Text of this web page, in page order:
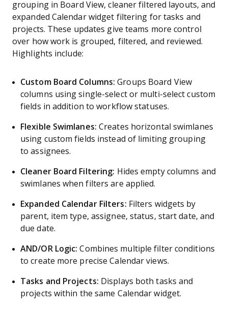
grouping in Board View, cleaner filtered layouts, and
expanded Calendar widget filtering for tasks and
projects. These updates give teams more control
over how work is grouped, filtered, and reviewed.
Highlights include:
Custom Board Columns: Groups Board View
columns using single-select or multi-select custom
fields in addition to workflow statuses.
Flexible Swimlanes: Creates horizontal swimlanes
using custom fields instead of limiting grouping
to assignees.
Cleaner Board Filtering: Hides empty columns and
swimlanes when filters are applied.
Expanded Calendar Filters: Filters widgets by
parent, item type, assignee, status, start date, and
due date.
AND/OR Logic: Combines multiple filter conditions
to create more precise Calendar views.
Tasks and Projects: Displays both tasks and
projects within the same Calendar widget.